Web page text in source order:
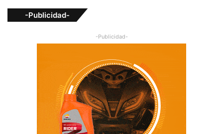
-Publicidad-
-Publicidad-